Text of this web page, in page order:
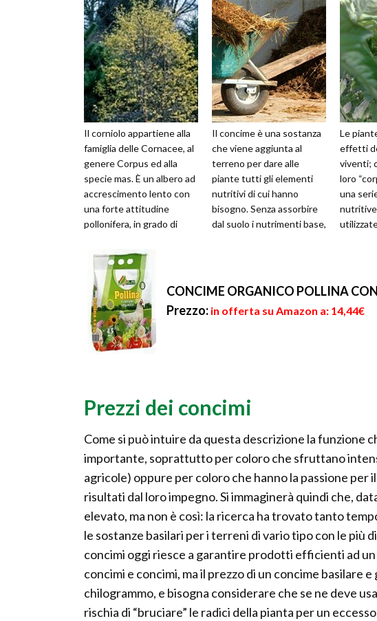
Il corniolo appartiene alla
famiglia delle Cornacee, al
genere Corpus ed alla
specie mas. È un albero ad
accrescimento lento con
una forte attitudine
pollonifera, in grado di
Il concime è una sostanza
che viene aggiunta al
terreno per dare alle
piante tutti gli elementi
nutritivi di cui hanno
bisogno. Senza assorbire
dal suolo i nutrimenti base,
Le
effetti
viventi;
loro
una
nutritive
CONCIME ORGANICO POLLINA
Prezzo: in offerta su Amazon a: 14,44€
Prezzi dei concimi
Come si può intuire da questa descrizione la funzione
importante, soprattutto per coloro che sfruttano
agricole) oppure per coloro che hanno la passione
risultati dal loro impegno. Si immaginerà quindi che,
elevato, ma non è così: la ricerca ha trovato tanto
le sostanze basilari per i terreni di vario tipo con le più
concimi oggi riesce a garantire prodotti efficienti ad un
concimi e concimi, ma il prezzo di un concime basilare
chilogrammo, e bisogna considerare che se ne deve
rischia di “bruciare” le radici della pianta per un